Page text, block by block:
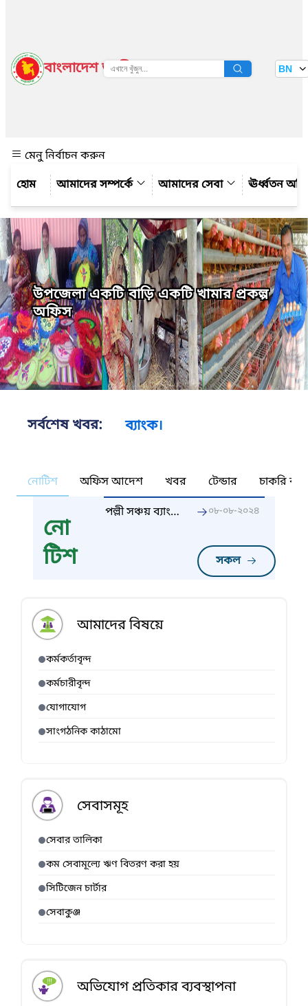
বাংলাদেশ জাতীয় তথ্য বাতায়ন BN
মেনু নির্বাচন করুন
আমাদের সম্পর্কে
আমাদের সেবা ঊর্ধ্বতন
উপজেলা একটি বাড়ি একটি খামার প্রকল্প
অফিস
সর্বশেষ খবর:
নোটিশ অফিস আদেশ খবর টেন্ডার চাকরি
নো
টিশ
সকল
পল্লী সঞ্চয় ব্যাংক
০৮-০৮-২০২৪
আমাদের বিষয়ে
কর্মকর্তাবৃন্দ
কর্মচারীবৃন্দ
যোগাযোগ
সাংগঠনিক কাঠামো
সেবাসমূহ
সেবার তালিকা
কম সেবামূল্যে ঋণ বিতরণ করা হয়
সিটিজেন চার্টার
সেবাকুঞ্জ
অভিযোগ প্রতিকার ব্যবস্থাপনা